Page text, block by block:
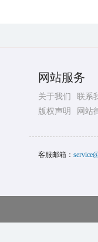
网站服务
关于我们 联系
版权声明
网站
客服邮箱：